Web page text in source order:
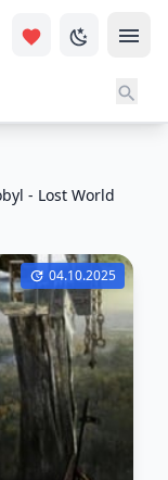
- Lost World
04.10.2025